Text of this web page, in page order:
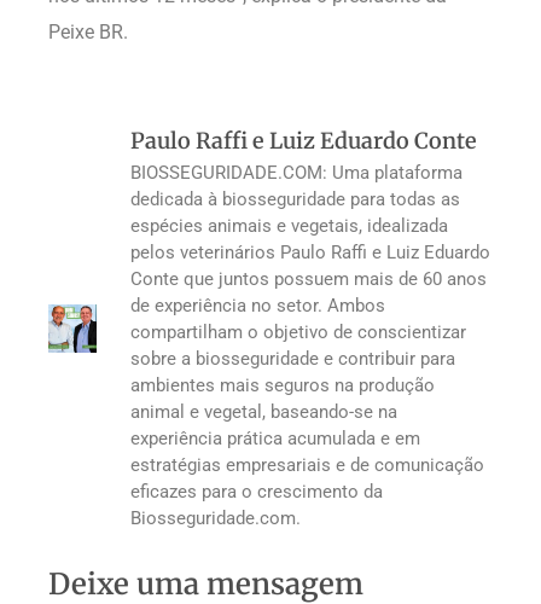
Peixe BR.
Paulo Raffi e Luiz Eduardo Conte
BIOSSEGURIDADE.COM: Uma plataforma
dedicada à biosseguridade para todas as
espécies animais e vegetais, idealizada
pelos veterinários Paulo Raffi e Luiz Eduardo
Conte que juntos possuem mais de 60 anos
de experiência no setor. Ambos
compartilham o objetivo de conscientizar
sobre a biosseguridade e contribuir para
ambientes mais seguros na produção
animal e vegetal, baseando-se na
experiência prática acumulada e em
estratégias empresariais e de comunicação
eficazes para o crescimento da
Biosseguridade.com.
Deixe uma mensagem